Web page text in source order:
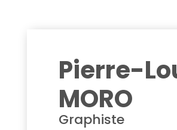
Pierre-
MORO
Graphiste